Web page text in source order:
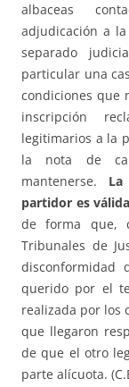
albaceas
adjudicación a
separado
particular una
condiciones que
inscripción
legitimarios a la
la nota de
mantenerse.
partidor es
de forma que,
Tribunales de
disconformidad
querido por el
realizada por los
que llegaron
de que el otro
parte alícuota.